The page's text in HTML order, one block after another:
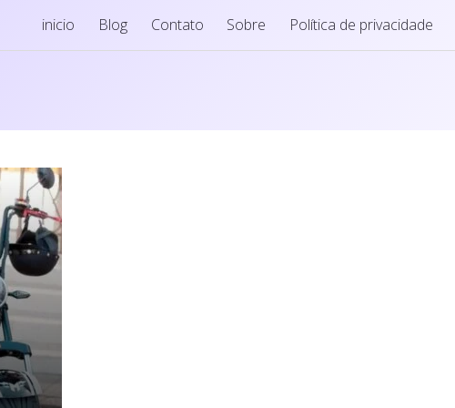
inicio Blog Contato Sobre Política de privacidade